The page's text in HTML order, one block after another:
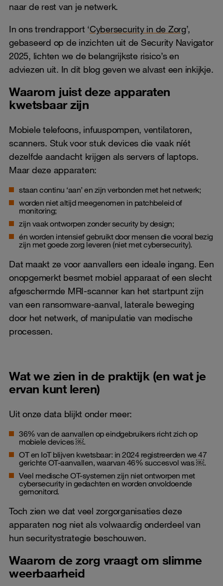
naar de rest van je netwerk.
In ons trendrapport ‘Cybersecurity in de Zorg’,
gebaseerd op de inzichten uit de Security Navigator
2025, lichten we de belangrijkste risico’s en
adviezen uit. In dit blog geven we alvast een inkijkje.
Waarom juist deze apparaten
kwetsbaar zijn
Mobiele telefoons, infuuspompen, ventilatoren,
scanners. Stuk voor stuk devices die vaak níét
dezelfde aandacht krijgen als servers of laptops.
Maar deze apparaten:
staan continu ‘aan’ en zijn verbonden met het netwerk;
worden niet altijd meegenomen in patchbeleid of
monitoring;
zijn vaak ontworpen zonder security by design;
én worden intensief gebruikt door mensen die vooral bezig
zijn met goede zorg leveren (niet met cybersecurity).
Dat maakt ze voor aanvallers een ideale ingang. Een
onopgemerkt besmet mobiel apparaat of een slecht
afgeschermde MRI-scanner kan het startpunt zijn
van een ransomware-aanval, laterale beweging
door het netwerk, of manipulatie van medische
processen.
Wat we zien in de praktijk (en wat je
ervan kunt leren)
Uit onze data blijkt onder meer:
36% van de aanvallen op eindgebruikers richt zich op
mobiele devices ￼.
OT en IoT blijven kwetsbaar: in 2024 registreerden we 47
gerichte OT-aanvallen, waarvan 46% succesvol was ￼.
Veel medische OT-systemen zijn niet ontworpen met
cybersecurity in gedachten en worden onvoldoende
gemonitord.
Toch zien we dat veel zorgorganisaties deze
apparaten nog niet als volwaardig onderdeel van
hun securitystrategie beschouwen.
Waarom de zorg vraagt om slimme
weerbaarheid